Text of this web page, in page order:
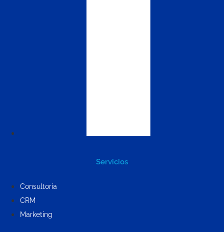
Servicios
Consultoría
CRM
Marketing